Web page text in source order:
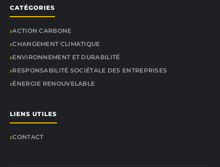
CATÉGORIES
ACTION CARBONE
CHANGEMENT CLIMATIQUE
ENVIRONNEMENT ET DURABILITÉ
RESPONSABILITÉ SOCIÉTALE DES ENTREPRISES
ÉNERGIE RENOUVELABLE
LIENS UTILES
CONTACT